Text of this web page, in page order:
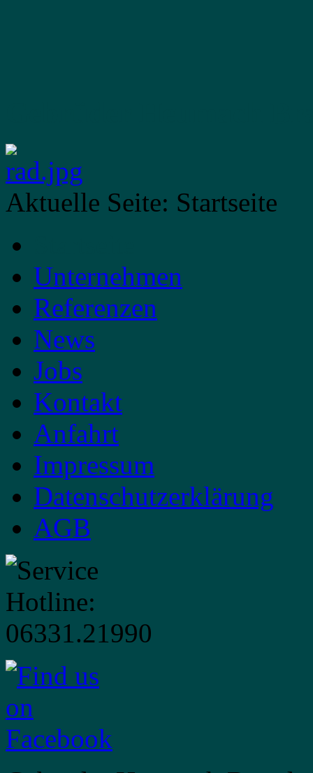
Aktuelle Seite: Startseite
Unternehmen
Referenzen
News
Jobs
Kontakt
Anfahrt
Impressum
Datenschutzerklärung
AGB